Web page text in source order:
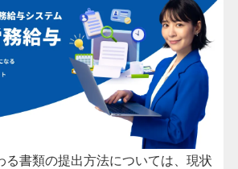
る書類の提出方法については、現状